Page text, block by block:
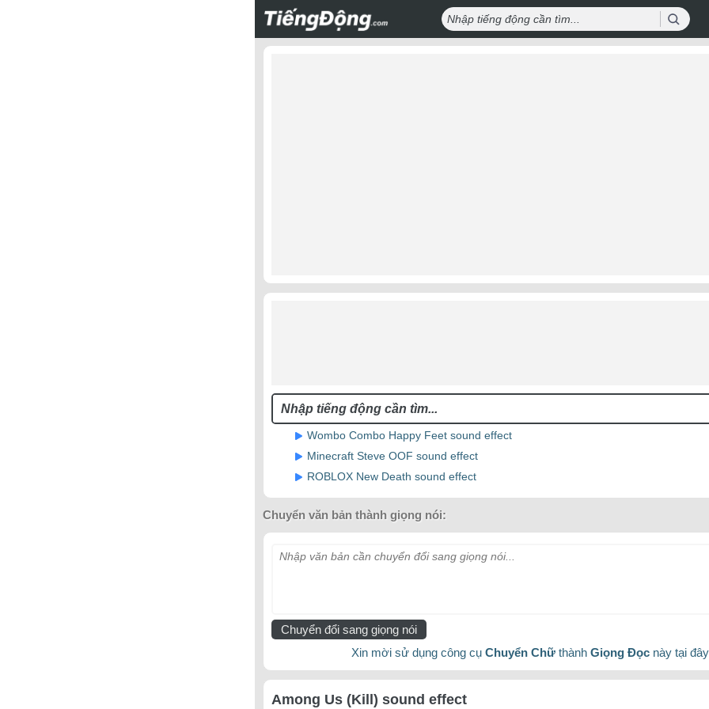
Wombo Combo Happy Feet sound effect
Minecraft Steve OOF sound effect
ROBLOX New Death sound effect
Chuyển văn bản thành giọng nói:
Nhập văn bản cần chuyển đổi sang giọng nói...
Chuyển đổi sang giọng nói
Xin mời sử dụng công cụ Chuyển Chữ thành Giọng Đọc này tại
Among Us (Kill) sound effect